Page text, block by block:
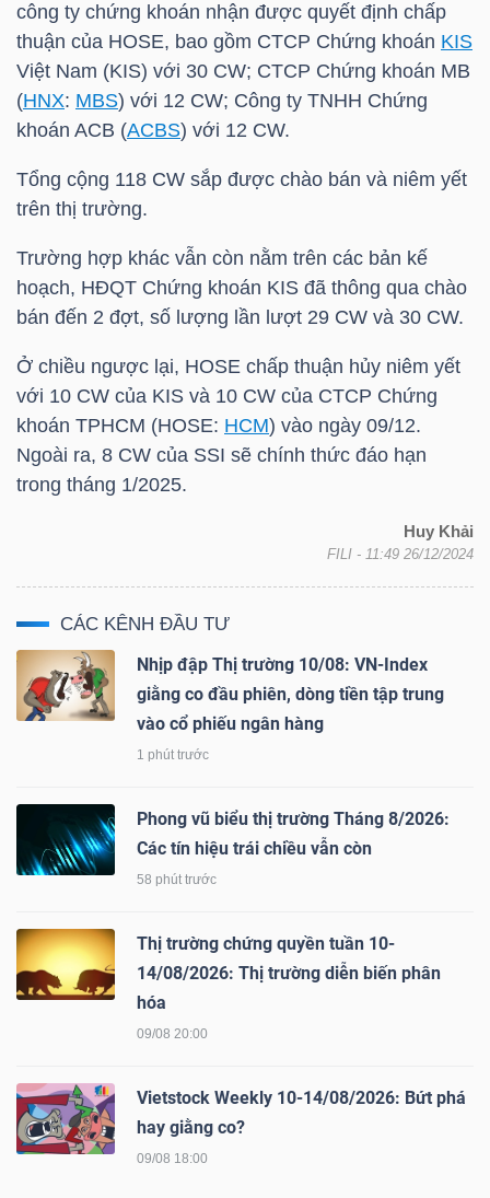
công ty chứng khoán nhận được quyết định chấp
thuận của HOSE, bao gồm CTCP Chứng khoán KIS
Việt Nam (KIS) với 30 CW; CTCP Chứng khoán MB
(HNX: MBS) với 12 CW; Công ty TNHH Chứng
khoán ACB (ACBS) với 12 CW.
Tổng cộng 118 CW sắp được chào bán và niêm yết
trên thị trường.
Trường hợp khác vẫn còn nằm trên các bản kế
hoạch, HĐQT Chứng khoán KIS đã thông qua chào
bán đến 2 đợt, số lượng lần lượt 29 CW và 30 CW.
Ở chiều ngược lại, HOSE chấp thuận hủy niêm yết
với 10 CW của KIS và 10 CW của CTCP Chứng
khoán TPHCM (HOSE: HCM) vào ngày 09/12.
Ngoài ra, 8 CW của SSI sẽ chính thức đáo hạn
trong tháng 1/2025.
Huy Khải
FILI - 11:49 26/12/2024
CÁC KÊNH ĐẦU TƯ
Nhịp đập Thị trường 10/08: VN-Index
giằng co đầu phiên, dòng tiền tập trung
vào cổ phiếu ngân hàng
1 phút trước
Phong vũ biểu thị trường Tháng 8/2026:
Các tín hiệu trái chiều vẫn còn
58 phút trước
Thị trường chứng quyền tuần 10-
14/08/2026: Thị trường diễn biến phân
hóa
09/08 20:00
Vietstock Weekly 10-14/08/2026: Bứt phá
hay giằng co?
09/08 18:00
GIỚI
ĐÔNG
TÀI
CHÍNH
CÁ
NHÂN
PHÂN
TÍCH
VĨ
MÔ
PHÁI